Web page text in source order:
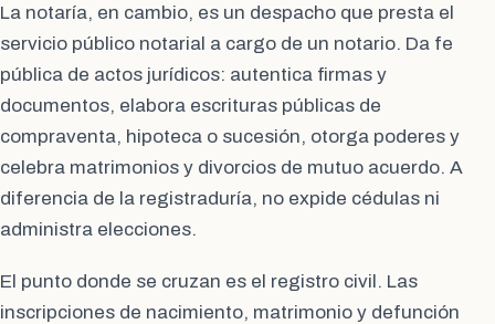
La notaría, en cambio, es un despacho que presta el
servicio público notarial a cargo de un notario. Da fe
pública de actos jurídicos: autentica firmas y
documentos, elabora escrituras públicas de
compraventa, hipoteca o sucesión, otorga poderes y
celebra matrimonios y divorcios de mutuo acuerdo. A
diferencia de la registraduría, no expide cédulas ni
administra elecciones.
El punto donde se cruzan es el registro civil. Las
inscripciones de nacimiento, matrimonio y defunción